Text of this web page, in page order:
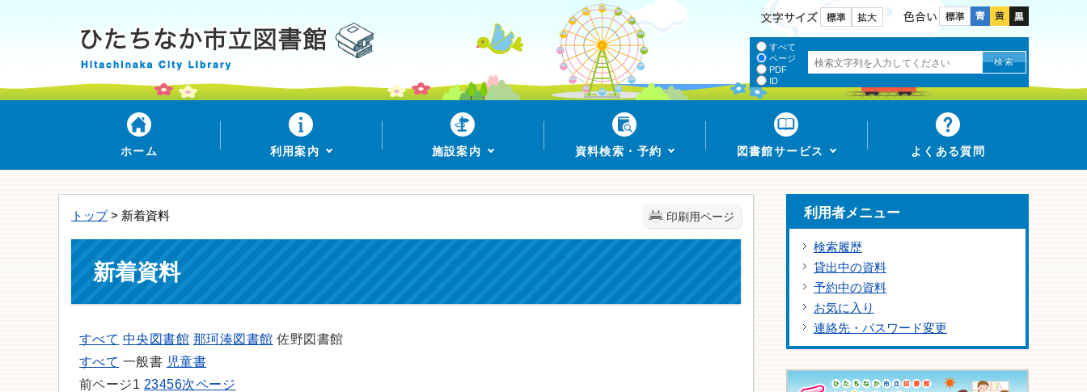
色合い
文字サイズ
すべて
ページ
PDF
ID
ホーム 利用案内 施設案内 資料検索・予約 図書館サービス よくある質問
印刷用ページ
トップ> 新着資料
新着資料
すべて 中央図書館 那珂湊図書館 佐野図書館
すべて 一般書 児童書
前ページ1 23456次ページ
利用者メニュー
検索履歴
貸出中の資料
予約中の資料
お気に入り
連絡先・パスワード変更